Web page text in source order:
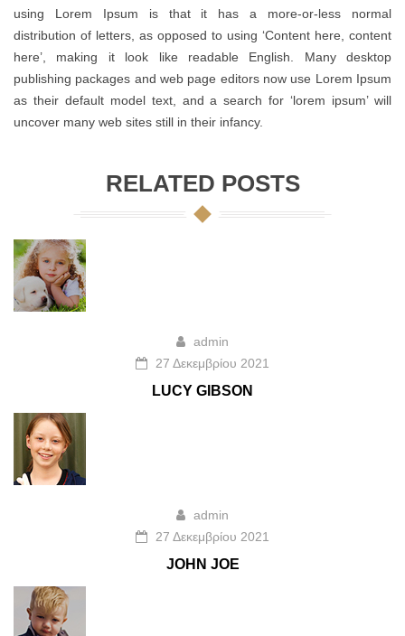
using Lorem Ipsum is that it has a more-or-less normal
distribution of letters, as opposed to using ‘Content here, content
here’, making it look like readable English. Many desktop
publishing packages and web page editors now use Lorem Ipsum
as their default model text, and a search for ‘lorem ipsum’ will
uncover many web sites still in their infancy.
RELATED POSTS
admin
27 Δεκεμβρίου 2021
LUCY GIBSON
admin
27 Δεκεμβρίου 2021
JOHN JOE